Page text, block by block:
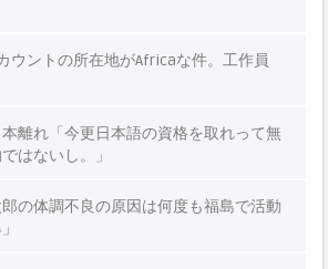
ウントの所在地がAfricaな件。工作員
離れ「今更日本語の資格を取れって無
はないし。」
の体調不良の原因は何度も福島で活動